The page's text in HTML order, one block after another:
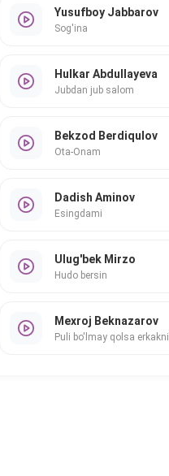
Yusufboy Jabbarov
Sog'ina
Hulkar Abdullayeva
Jubdan jub salom
Bekzod Berdiqulov
Ota-Onam
Dadish Aminov
Esingdami
Ulug'bek Mirzo
Hudo bersin
Mexroj Beknazarov
Puli bo'lmay qolsa erkakni